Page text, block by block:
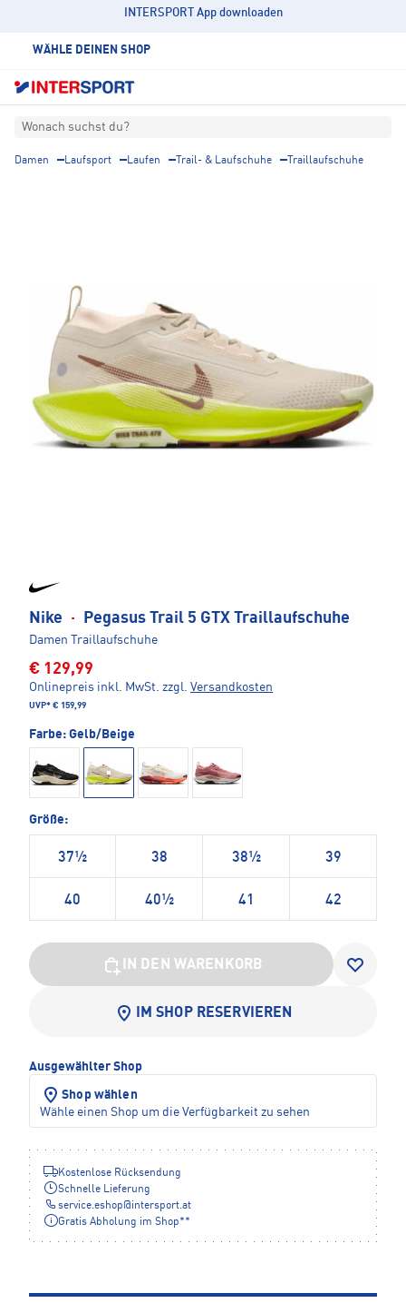
INTERSPORT App downloaden
WÄHLE DEINEN SHOP
Wonach suchst du?
Damen Laufsport Laufen Trail- & Laufschuhe Traillaufschuhe
Nike · Pegasus Trail 5 GTX Traillaufschuhe
Damen Traillaufschuhe
€ 129,99
Onlinepreis inkl. MwSt. zzgl. Versandkosten
UVP* € 159,99
Farbe: Gelb/Beige
Größe:
37½ 38 38½ 39
40 40½ 41 42
IN DEN WARENKORB
IM SHOP RESERVIEREN
Ausgewählter Shop
Shop wählen
Wähle einen Shop um die Verfügbarkeit zu sehen
Kostenlose Rücksendung
Schnelle Lieferung
service.eshop@ intersport.at
Gratis Abholung im Shop**